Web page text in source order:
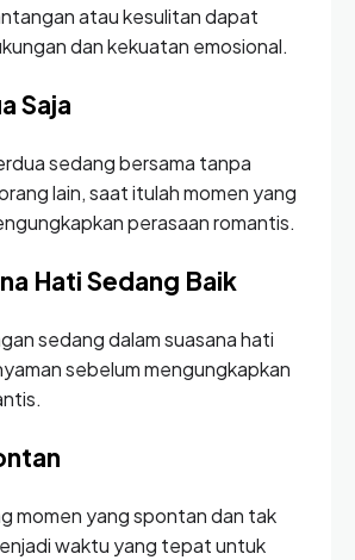
atau kesulitan dapat
dan kekuatan emosional.
Saja
sedang bersama tanpa
lain, saat itulah momen yang
perasaan romantis.
Hati Sedang Baik
sedang dalam suasana hati
sebelum mengungkapkan
momen yang spontan dan tak
waktu yang tepat untuk